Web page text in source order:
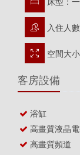
床型：
入住人
空間大
客房設備
浴缸
高畫質液晶
高畫質頻道